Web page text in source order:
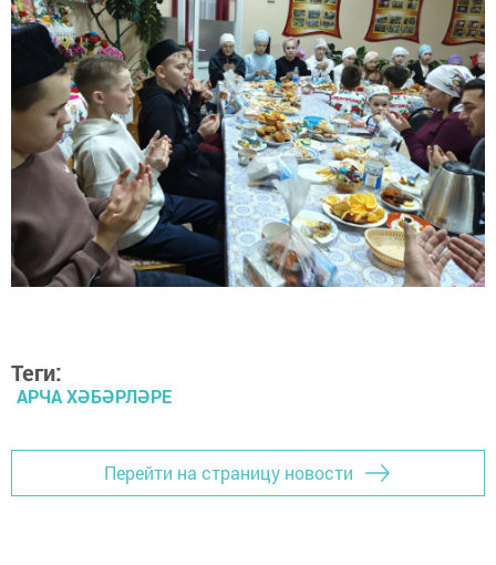
Теги:
АРЧА ХӘБӘРЛӘРЕ
Перейти на страницу новости